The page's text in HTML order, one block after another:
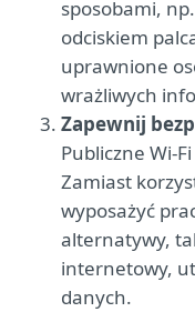
sposobami,
odciskiem
uprawnione
wrażliwych
Zapewnij
Publiczne Wi-
Zamiast
wyposażyć
alternatywy,
internetowy,
danych.